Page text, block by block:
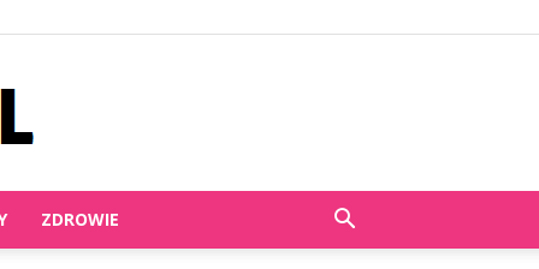
ZDROWIE